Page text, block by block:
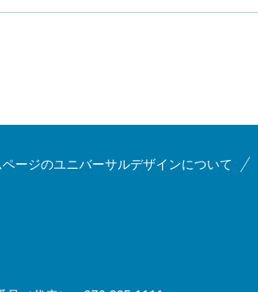
ージのユニバーサルデザインについて